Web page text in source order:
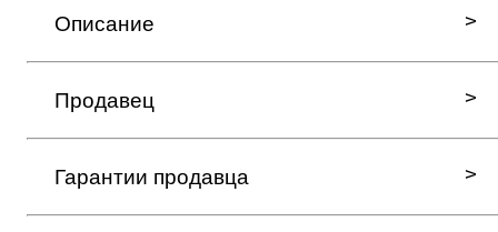
Описание
Продавец
Гарантии продавца